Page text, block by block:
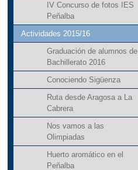
IV Concurso de fotos IES
Peñalba
Actividades 2015/16
Graduación de alumnos de
Bachillerato 2016
Conociendo Sigüenza
Ruta desde Aragosa a La
Cabrera
Nos vamos a las
Olimpiadas
Huerto aromático en el
Peñalba